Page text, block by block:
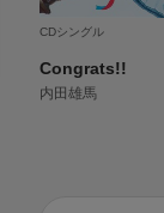
CDシングル
Congrats!!
内田雄馬